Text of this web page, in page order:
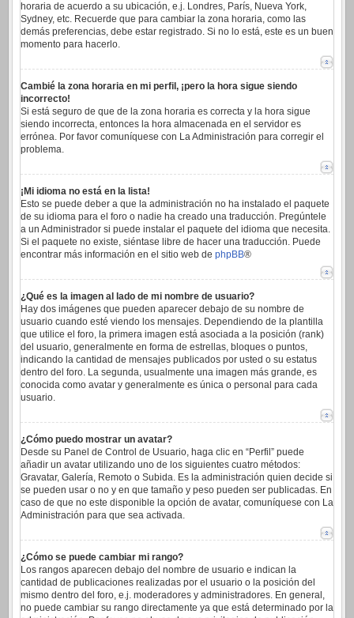
horaria de acuerdo a su ubicación, e.j. Londres, París, Nueva York,
Sydney, etc. Recuerde que para cambiar la zona horaria, como las
demás preferencias, debe estar registrado. Si no lo está, este es un buen
momento para hacerlo.
Cambié la zona horaria en mi perfil, ¡pero la hora sigue siendo
incorrecto!
Si está seguro de que de la zona horaria es correcta y la hora sigue
siendo incorrecta, entonces la hora almacenada en el servidor es
errónea. Por favor comuníquese con La Administración para corregir el
problema.
¡Mi idioma no está en la lista!
Esto se puede deber a que la administración no ha instalado el paquete
de su idioma para el foro o nadie ha creado una traducción. Pregúntele
a un Administrador si puede instalar el paquete del idioma que necesita.
Si el paquete no existe, siéntase libre de hacer una traducción. Puede
encontrar más información en el sitio web de phpBB®
¿Qué es la imagen al lado de mi nombre de usuario?
Hay dos imágenes que pueden aparecer debajo de su nombre de
usuario cuando esté viendo los mensajes. Dependiendo de la plantilla
que utilice el foro, la primera imagen está asociada a la posición (rank)
del usuario, generalmente en forma de estrellas, bloques o puntos,
indicando la cantidad de mensajes publicados por usted o su estatus
dentro del foro. La segunda, usualmente una imagen más grande, es
conocida como avatar y generalmente es única o personal para cada
usuario.
¿Cómo puedo mostrar un avatar?
Desde su Panel de Control de Usuario, haga clic en “Perfil” puede
añadir un avatar utilizando uno de los siguientes cuatro métodos:
Gravatar, Galería, Remoto o Subida. Es la administración quien decide si
se pueden usar o no y en que tamaño y peso pueden ser publicadas. En
caso de que no este disponible la opción de avatar, comuníquese con La
Administración para que sea activada.
¿Cómo se puede cambiar mi rango?
Los rangos aparecen debajo del nombre de usuario e indican la
cantidad de publicaciones realizadas por el usuario o la posición del
mismo dentro del foro, e.j. moderadores y administradores. En general,
no puede cambiar su rango directamente ya que está determinado por la